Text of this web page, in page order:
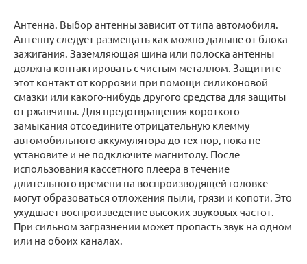
Антенна. Выбор антенны зависит от типа автомобиля.
Антенну следует размещать как можно дальше от блока
зажигания. Заземляющая шина или полоска антенны
должна контактировать с чистым металлом. Защитите
этот контакт от коррозии при помощи силиконовой
смазки или какого-нибудь другого средства для защиты
от ржавчины. Для предотвращения короткого
замыкания отсоедините отрицательную клемму
автомобильного аккумулятора до тех пор, пока не
установите и не подключите магнитолу. После
использования кассетного плеера в течение
длительного времени на воспроизводящей головке
могут образоваться отложения пыли, грязи и копоти. Это
ухудшает воспроизведение высоких звуковых частот.
При сильном загрязнении может пропасть звук на одном
или на обоих каналах.